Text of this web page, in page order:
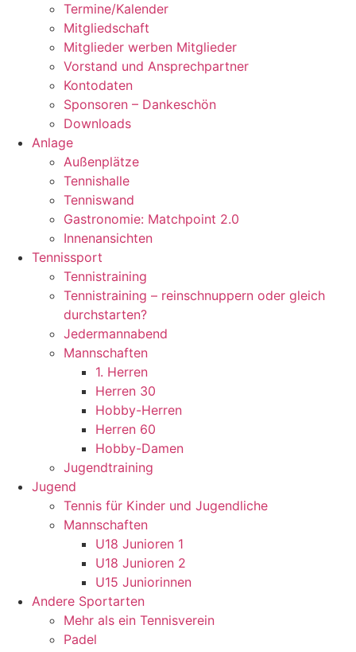
Termine/Kalender
Mitgliedschaft
Mitglieder werben Mitglieder
Vorstand und Ansprechpartner
Kontodaten
Sponsoren – Dankeschön
Downloads
Anlage
Außenplätze
Tennishalle
Tenniswand
Gastronomie: Matchpoint 2.0
Innenansichten
Tennissport
Tennistraining
Tennistraining – reinschnuppern oder gleich
durchstarten?
Jedermannabend
Mannschaften
1. Herren
Herren 30
Hobby-Herren
Herren 60
Hobby-Damen
Jugendtraining
Jugend
Tennis für Kinder und Jugendliche
Mannschaften
U18 Junioren 1
U18 Junioren 2
U15 Juniorinnen
Andere Sportarten
Mehr als ein Tennisverein
Padel